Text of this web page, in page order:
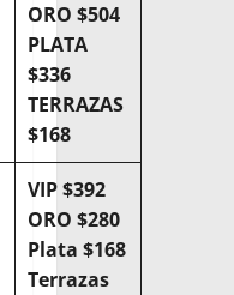
ORO $504
PLATA
$336
TERRAZAS
$168
VIP $392
ORO $280
Plata $168
Terrazas